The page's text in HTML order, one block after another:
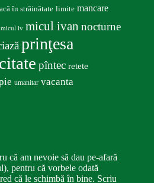
în străinătate limite mancare
micul iv micul ivan nocturne
prinţesa
pîntec retete
umanitar vacanta
că am nevoie să dau pe-afară
pentru că vorbele odată
că le schimbă în bine. Scriu